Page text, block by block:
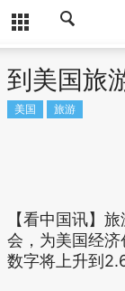
到美国旅
美国 旅游
【看中国讯】
会，为美国经
数字将上升到